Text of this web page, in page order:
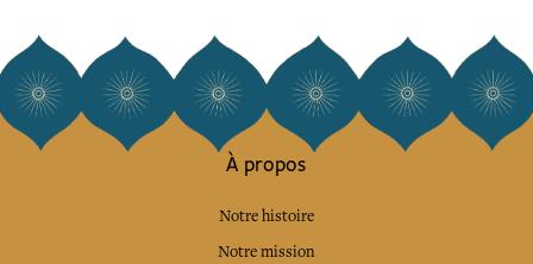
À propos
Notre histoire
Notre mission